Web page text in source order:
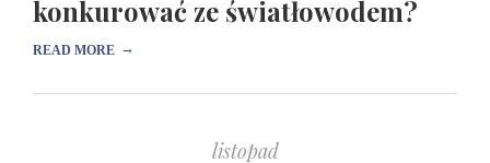
konkurować ze światłowodem?
READ MORE →
listopad